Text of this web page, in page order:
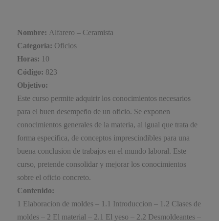
Nombre: Alfarero – Ceramista
Categoría: Oficios
Horas: 10
Código: 823
Objetivo:
Este curso permite adquirir los conocimientos necesarios
para el buen desempeño de un oficio. Se exponen
conocimientos generales de la materia, al igual que trata de
forma especifica, de conceptos imprescindibles para una
buena conclusion de trabajos en el mundo laboral. Este
curso, pretende consolidar y mejorar los conocimientos
sobre el oficio concreto.
Contenido:
1 Elaboracion de moldes – 1.1 Introduccion – 1.2 Clases de
moldes – 2 El material – 2.1 El yeso – 2.2 Desmoldeantes –